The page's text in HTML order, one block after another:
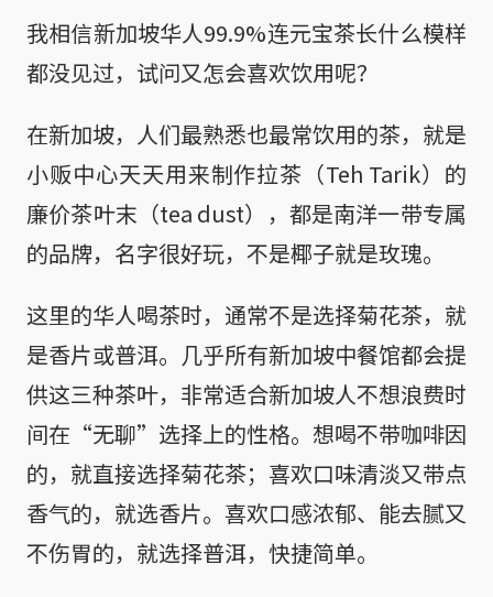
我相信新加坡华人99.9%连元宝茶长什么模样
都没见过，试问又怎会喜欢饮用呢？
在新加坡，人们最熟悉也最常饮用的茶，就是
小贩中心天天用来制作拉茶（Teh Tarik）的
廉价茶叶末（tea dust），都是南洋一带专属
的品牌，名字很好玩，不是椰子就是玫瑰。
这里的华人喝茶时，通常不是选择菊花茶，就
是香片或普洱。几乎所有新加坡中餐馆都会提
供这三种茶叶，非常适合新加坡人不想浪费时
间在“无聊”选择上的性格。想喝不带咖啡因
的，就直接选择菊花茶；喜欢口味清淡又带点
香气的，就选香片。喜欢口感浓郁、能去腻又
不伤胃的，就选择普洱，快捷简单。